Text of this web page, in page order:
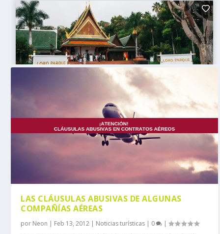
LAS CLÁUSULAS ABUSIVAS DE ALGUNAS
COMPAÑÍAS AÉREAS
por Neon | Feb 13, 2012 | Noticias turísticas | 0 |